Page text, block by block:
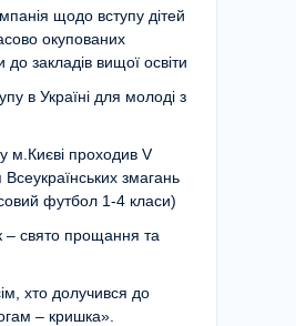
щодо вступу дітей
окупованих
до закладів вищої освіти
в Україні для молоді з
м.Києві проходив V
змагань
футбол 1-4 класи)
– свято прощання та
хто долучився до
– кришка».